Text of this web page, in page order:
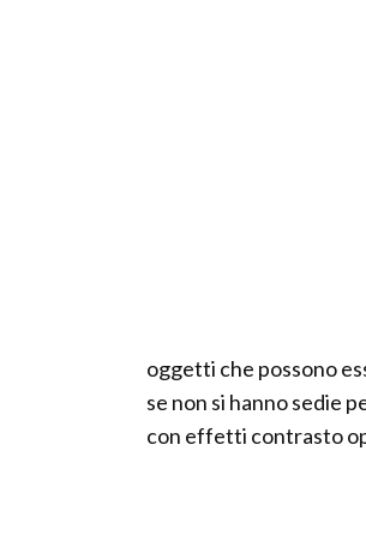
oggetti che possono
se non si hanno sedie
con effetti contrasto